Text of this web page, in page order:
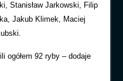
Stanisław Jarkowski, Filip
Jakub Klimek, Maciej
ogółem 92 ryby – dodaje